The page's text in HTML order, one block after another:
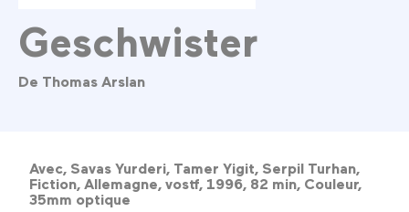
Geschwister
De Thomas Arslan
Avec, Savas Yurderi, Tamer Yigit, Serpil Turhan,
Fiction, Allemagne, vostf, 1996, 82 min, Couleur,
35mm optique